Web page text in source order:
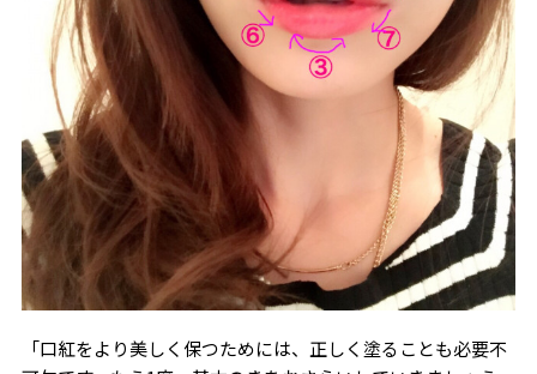
「口紅をより美しく保つためには、正しく塗ることも必要不